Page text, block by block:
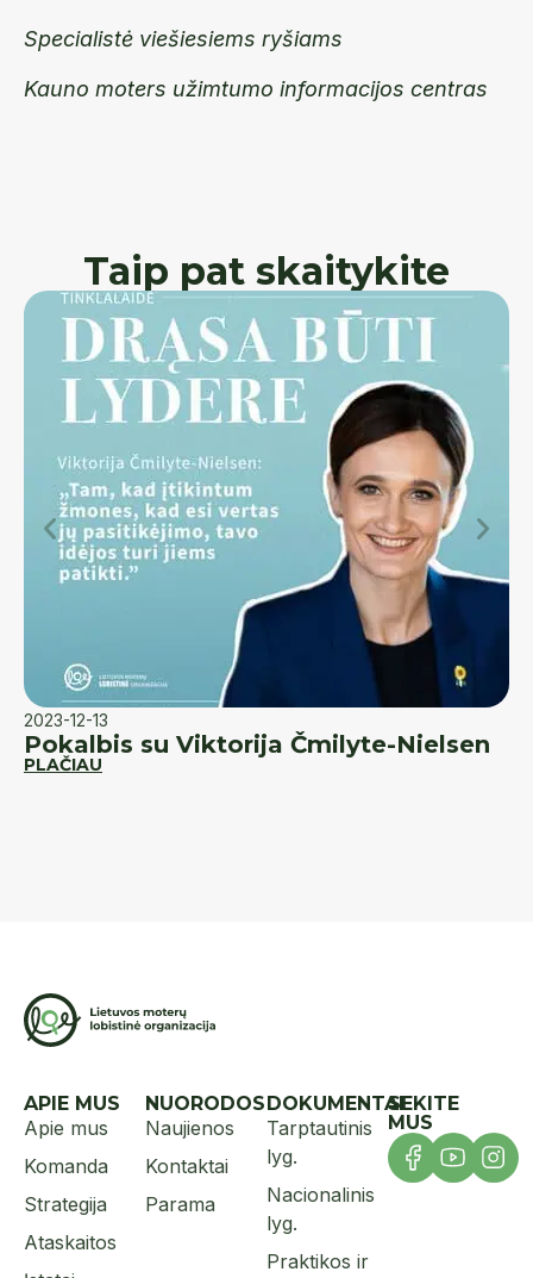
Specialistė viešiesiems ryšiams
Kauno moters užimtumo informacijos centras
Taip pat skaitykite
2023-12-13
Pokalbis su Viktorija Čmilyte-Nielsen
PLAČIAU
APIE MUS
Apie mus
Komanda
Strategija
Ataskaitos
NUORODOS
Naujienos
Kontaktai
Parama
DOKUMENTAI
Tarptautinis
lyg.
Nacionalinis
lyg.
Praktikos ir
SEKITE
MUS